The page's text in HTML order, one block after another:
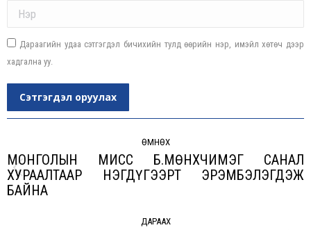
Дараагийн удаа сэтгэгдэл бичихийн тулд өөрийн нэр, имэйл хөтөч дээр
хадгална уу.
Сэтгэгдэл оруулах
ӨМНӨХ
Previous
МОНГОЛЫН МИСС Б.МӨНХЧИМЭГ САНАЛ
ХУРААЛТААР НЭГДҮГЭЭРТ ЭРЭМБЭЛЭГДЭЖ
БАЙНА
ДАРААХ